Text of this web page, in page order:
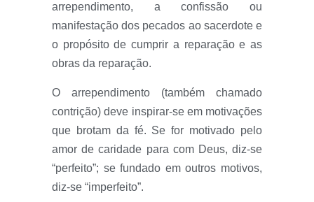
arrependimento, a confissão ou
manifestação dos pecados ao sacerdote e
o propósito de cumprir a reparação e as
obras da reparação.
O arrependimento (também chamado
contrição) deve inspirar-se em motivações
que brotam da fé. Se for motivado pelo
amor de caridade para com Deus, diz-se
“perfeito”; se fundado em outros motivos,
diz-se “imperfeito”.